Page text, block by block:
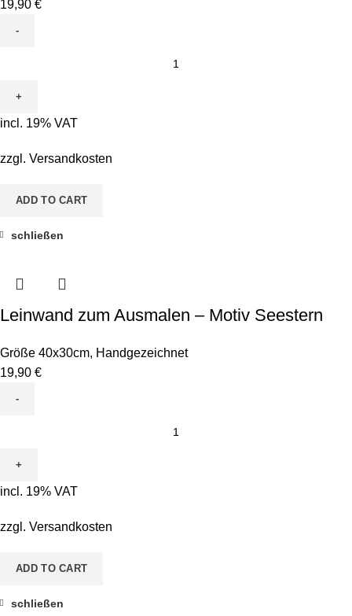
19,90 €
Ausmalen
-
Kugelfisch
incl. 19% VAT
zzgl. Versandkosten
ADD TO CART
schließen
Leinwand zum Ausmalen – Motiv Seestern
Größe 40x30cm, Handgezeichnet
19,90 €
Ausmalen
-
Seestern
incl. 19% VAT
zzgl. Versandkosten
ADD TO CART
schließen